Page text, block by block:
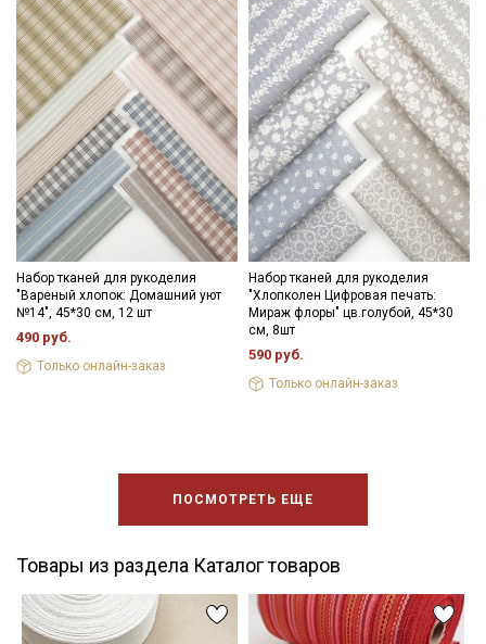
Набор тканей для рукоделия
"Вареный хлопок: Домашний уют
№14", 45*30 см, 12 шт
490 руб.
Только онлайн-заказ
Набор тканей для рукоделия
"Хлопколен Цифровая печать:
Мираж флоры" цв.голубой, 45*30
см, 8шт
590 руб.
Только онлайн-заказ
ПОСМОТРЕТЬ ЕЩЕ
Товары из раздела Каталог товаров